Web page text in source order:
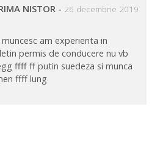
NISTOR - 26 decembrie 2019
am experienta in
permis de conducere nu vb
ffff ff putin suedeza si munca
ffff lung